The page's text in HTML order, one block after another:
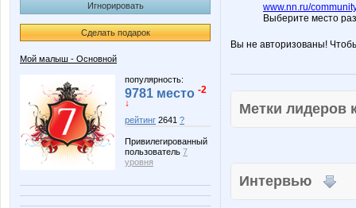
Игнорировать
Сделать подарок
Мой малыш - Основной
популярность:
9781 место -2
↓
рейтинг 2641 ?
Привилегированный
пользователь 7
уровня
www.nn.ru/
Выберите место
Вы не авторизованы!
Метки
Интервью